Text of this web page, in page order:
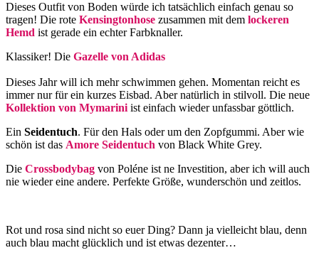
Dieses Outfit von Boden würde ich tatsächlich einfach genau so
tragen! Die rote Kensingtonhose zusammen mit dem lockeren
Hemd ist gerade ein echter Farbknaller.
Klassiker! Die Gazelle von Adidas
Dieses Jahr will ich mehr schwimmen gehen. Momentan reicht es
immer nur für ein kurzes Eisbad. Aber natürlich in stilvoll. Die neue
Kollektion von Mymarini ist einfach wieder unfassbar göttlich.
Ein Seidentuch. Für den Hals oder um den Zopfgummi. Aber wie
schön ist das Amore Seidentuch von Black White Grey.
Die Crossbodybag von Poléne ist ne Investition, aber ich will auch
nie wieder eine andere. Perfekte Größe, wunderschön und zeitlos.
Rot und rosa sind nicht so euer Ding? Dann ja vielleicht blau, denn
auch blau macht glücklich und ist etwas dezenter…